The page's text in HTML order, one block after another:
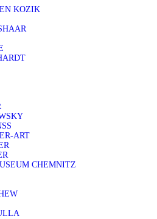
KOZIK
ART
CHEMNITZ